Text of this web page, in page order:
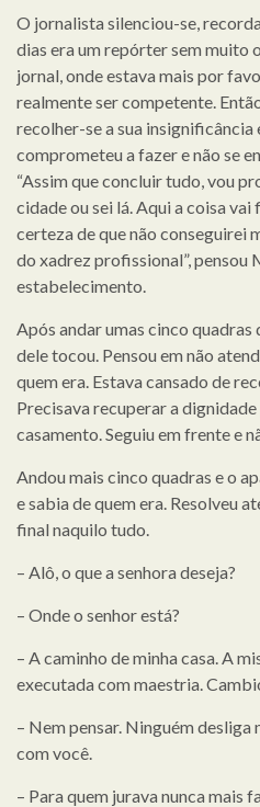
O jornalista silenciou-se,
dias era um repórter sem muito
jornal, onde estava mais por
realmente ser competente.
recolher-se a sua insignificância
comprometeu a fazer e não se
“Assim que concluir tudo, vou
cidade ou sei lá. Aqui a coisa
certeza de que não conseguirei
do xadrez profissional”, pensou
estabelecimento.
Após andar umas cinco
dele tocou. Pensou em não
quem era. Estava cansado de
Precisava recuperar a
casamento. Seguiu em frente e
Andou mais cinco quadras e o
e sabia de quem era. Resolveu
final naquilo tudo.
– Alô, o que a senhora deseja?
– Onde o senhor está?
– A caminho de minha casa. A
executada com maestria.
– Nem pensar. Ninguém desliga
com você.
– Para quem jurava nunca mais